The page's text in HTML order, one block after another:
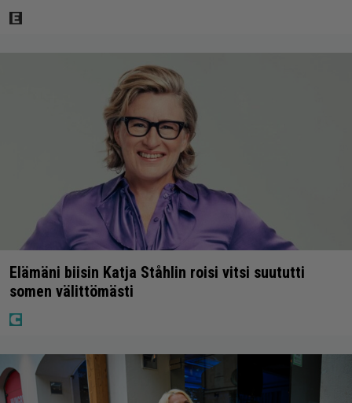
Elämäni biisin Katja Ståhlin roisi vitsi suututti
somen välittömästi